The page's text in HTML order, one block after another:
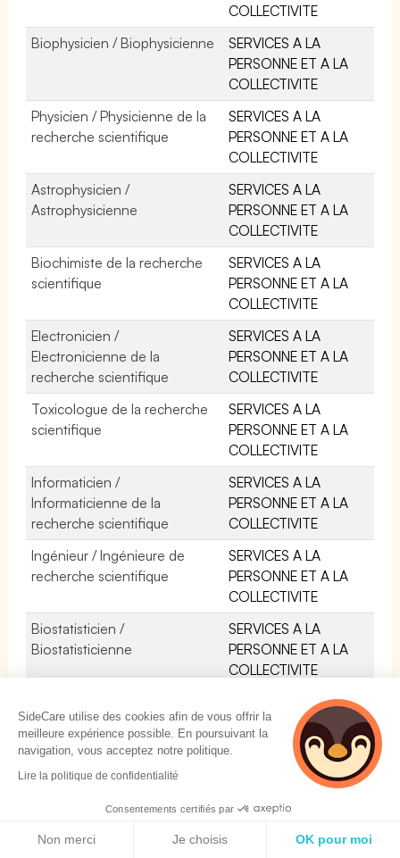
COLLECTIVITE
Biophysicien / Biophysicienne
SERVICES A LA
PERSONNE ET A LA
COLLECTIVITE
Physicien / Physicienne de la
recherche scientifique
SERVICES A LA
PERSONNE ET A LA
COLLECTIVITE
Astrophysicien /
Astrophysicienne
SERVICES A LA
PERSONNE ET A LA
COLLECTIVITE
Biochimiste de la recherche
scientifique
SERVICES A LA
PERSONNE ET A LA
COLLECTIVITE
Electronicien /
Electronicienne de la
recherche scientifique
SERVICES A LA
PERSONNE ET A LA
COLLECTIVITE
Toxicologue de la recherche
scientifique
SERVICES A LA
PERSONNE ET A LA
COLLECTIVITE
Informaticien /
Informaticienne de la
recherche scientifique
SERVICES A LA
PERSONNE ET A LA
COLLECTIVITE
Ingénieur / Ingénieure de
recherche scientifique
SERVICES A LA
PERSONNE ET A LA
COLLECTIVITE
Biostatisticien /
Biostatisticienne
SERVICES A LA
PERSONNE ET A LA
COLLECTIVITE
SOLUTIONS
Mutuelle Collective
SideCare utilise des cookies afin de vous offrir la
meilleure expérience possible. En poursuivant la
navigation, vous acceptez notre politique.
Lire la politique de confidentialité
Consentements certifiés par
Non merci Je choisis OK pour moi
2 personnes
consultent
actuellement cette